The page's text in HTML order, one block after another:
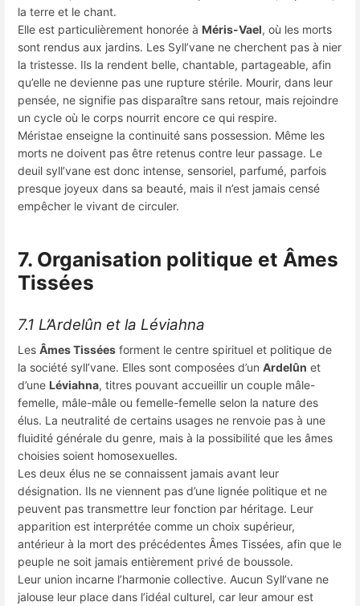
la terre et le chant.
Elle est particulièrement honorée à Méris-Vael, où les morts
sont rendus aux jardins. Les Syll’vane ne cherchent pas à nier
la tristesse. Ils la rendent belle, chantable, partageable, afin
qu’elle ne devienne pas une rupture stérile. Mourir, dans leur
pensée, ne signifie pas disparaître sans retour, mais rejoindre
un cycle où le corps nourrit encore ce qui respire.
Méristae enseigne la continuité sans possession. Même les
morts ne doivent pas être retenus contre leur passage. Le
deuil syll’vane est donc intense, sensoriel, parfumé, parfois
presque joyeux dans sa beauté, mais il n’est jamais censé
empêcher le vivant de circuler.
7. Organisation politique et Âmes
Tissées
7.1 L’Ardelûn et la Léviahna
Les Âmes Tissées forment le centre spirituel et politique de
la société syll’vane. Elles sont composées d’un Ardelûn et
d’une Léviahna, titres pouvant accueillir un couple mâle-
femelle, mâle-mâle ou femelle-femelle selon la nature des
élus. La neutralité de certains usages ne renvoie pas à une
fluidité générale du genre, mais à la possibilité que les âmes
choisies soient homosexuelles.
Les deux élus ne se connaissent jamais avant leur
désignation. Ils ne viennent pas d’une lignée politique et ne
peuvent pas transmettre leur fonction par héritage. Leur
apparition est interprétée comme un choix supérieur,
antérieur à la mort des précédentes Âmes Tissées, afin que le
peuple ne soit jamais entièrement privé de boussole.
Leur union incarne l’harmonie collective. Aucun Syll’vane ne
jalouse leur place dans l’idéal culturel, car leur amour est